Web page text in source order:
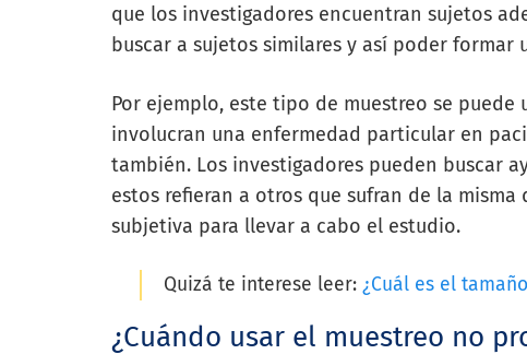
que los investigadores encuentran sujetos
buscar a sujetos similares y así poder formar
Por ejemplo, este tipo de muestreo se
involucran una enfermedad particular en
también. Los investigadores pueden buscar
estos refieran a otros que sufran de la
subjetiva para llevar a cabo el estudio.
Quizá te interese leer: ¿Cuál es el
¿Cuándo usar el muestreo no